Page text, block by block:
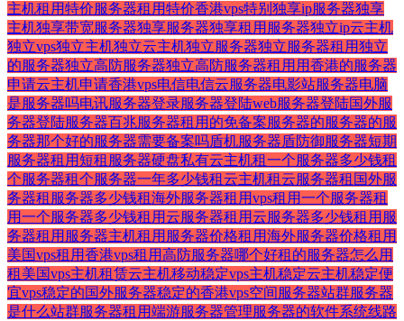
主机租用特价服务器租用特价香港vps特别 独享ip服务器独享
主机独享带宽服务器独享服务器独享租用服务器独立ip云主机
独立vps独立主机独立云主机独立服务器独立服务器租用独立
的服务器独立高防服务器独立高防服务器租用 用香港的服务器
申请云主机申请香港vps电信电信云服务器电影站服务器电脑
是服务器吗电讯服务器登录服务器登陆web服务器登陆国外服
务器登陆服务器百兆服务器租用 的免备案服务器的服务器的服
务器那个好的服务器需要备案吗盾机服务器盾防御服务器短期
服务器租用短租服务器硬盘私有云主机租一个服务器多少钱租
个服务器租个服务器一年多少钱租云主机租云服务器租国外服
务器租服务器多少钱租海外服务器租用vps租用一个服务器租
用一个服务器多少钱租用云服务器租用云服务器多少钱租用服
务器租用服务器主机租用服务器价格租用海外服务器价格租用
美国vps租用香港vps租用高防服务器哪个好租的服务器怎么用
租美国vps主机租赁云主机移动稳定vps主机稳定云主机稳定便
宜vps稳定的国外服务器稳定的香港vps空间服务器站群服务器
是什么站群服务器租用端游服务器管理服务器的软件系统线路